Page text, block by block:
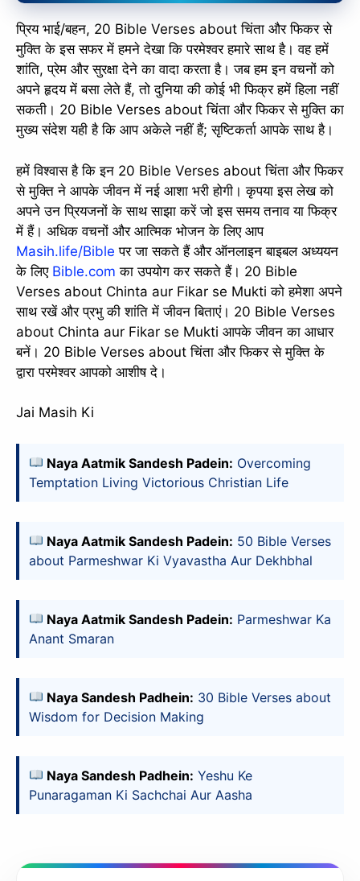
प्रिय भाई/बहन, 20 Bible Verses about चिंता और फिकर से
मुक्ति के इस सफर में हमने देखा कि परमेश्वर हमारे साथ है। वह हमें
शांति, प्रेम और सुरक्षा देने का वादा करता है। जब हम इन वचनों को
अपने हृदय में बसा लेते हैं, तो दुनिया की कोई भी फिक्र हमें हिला नहीं
सकती। 20 Bible Verses about चिंता और फिकर से मुक्ति का
मुख्य संदेश यही है कि आप अकेले नहीं हैं; सृष्टिकर्ता आपके साथ है।
हमें विश्वास है कि इन 20 Bible Verses about चिंता और फिकर
से मुक्ति ने आपके जीवन में नई आशा भरी होगी। कृपया इस लेख को
अपने उन प्रियजनों के साथ साझा करें जो इस समय तनाव या फिक्र
में हैं। अधिक वचनों और आत्मिक भोजन के लिए आप
Masih.life/Bible पर जा सकते हैं और ऑनलाइन बाइबल अध्ययन
के लिए Bible.com का उपयोग कर सकते हैं। 20 Bible
Verses about Chinta aur Fikar se Mukti को हमेशा अपने
साथ रखें और प्रभु की शांति में जीवन बिताएं। 20 Bible Verses
about Chinta aur Fikar se Mukti आपके जीवन का आधार
बनें। 20 Bible Verses about चिंता और फिकर से मुक्ति के
द्वारा परमेश्वर आपको आशीष दे।
Jai Masih Ki
Naya Aatmik Sandesh Padein: Overcoming
Temptation Living Victorious Christian Life
Naya Aatmik Sandesh Padein: 50 Bible Verses
about Parmeshwar Ki Vyavastha Aur Dekhbhal
Naya Aatmik Sandesh Padein: Parmeshwar Ka
Anant Smaran
Naya Sandesh Padhein: 30 Bible Verses about
Wisdom for Decision Making
Naya Sandesh Padhein: Yeshu Ke
Punaragaman Ki Sachchai Aur Aasha